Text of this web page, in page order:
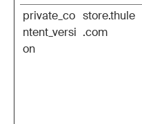
private_co
ntent_versi
on
store.thule
.com